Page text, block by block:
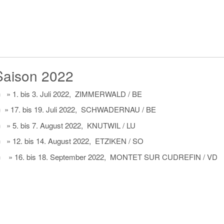
2022
» 1. bis 3. Juli 2022, ZIMMERWALD / BE
» 17. bis 19. Juli 2022, SCHWADERNAU / BE
» 5. bis 7. August 2022, KNUTWIL / LU
» 12. bis 14. August 2022, ETZIKEN / SO
» 16. bis 18. September 2022, MONTET SUR CUDREFIN / VD